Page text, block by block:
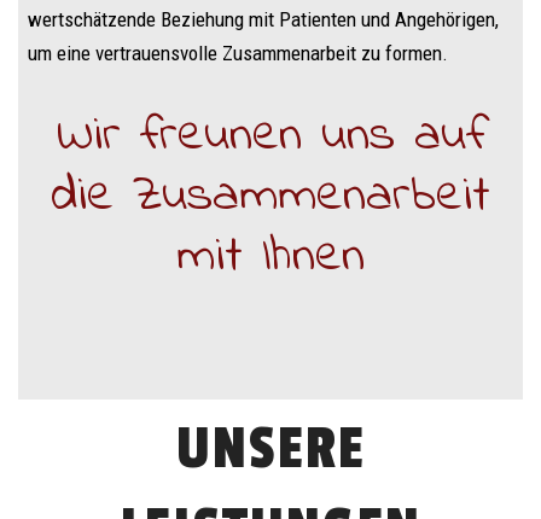
wertschätzende Beziehung mit Patienten und Angehörigen,
um eine vertrauensvolle Zusammenarbeit zu formen.
Wir freunen uns auf
die Zusammenarbeit
mit Ihnen
UNSERE